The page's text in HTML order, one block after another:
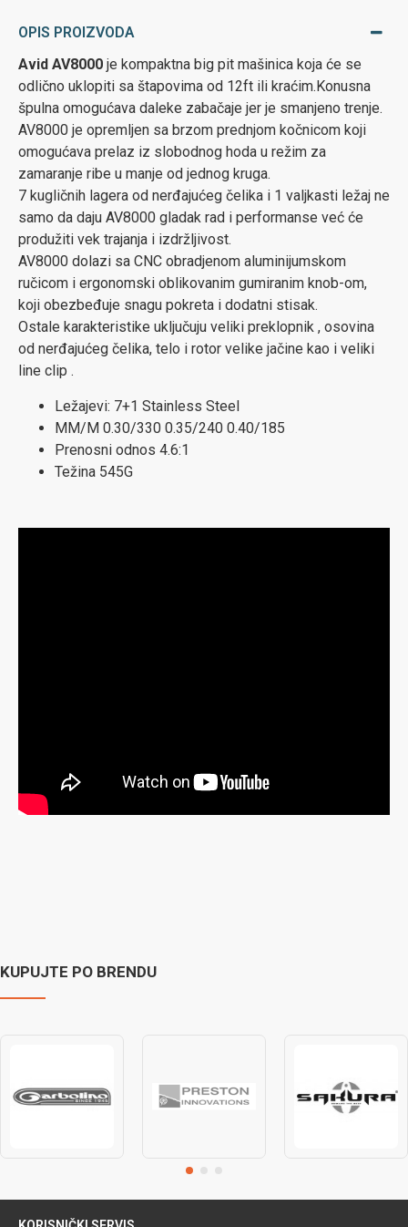
OPIS PROIZVODA
Avid AV8000 je kompaktna big pit mašinica koja će se
odlično uklopiti sa štapovima od 12ft ili kraćim.Konusna
špulna omogućava daleke zabačaje jer je smanjeno trenje.
AV8000 je opremljen sa brzom prednjom kočnicom koji
omogućava prelaz iz slobodnog hoda u režim za
zamaranje ribe u manje od jednog kruga.
7 kugličnih lagera od nerđajućeg čelika i 1 valjkasti ležaj ne
samo da daju AV8000 gladak rad i performanse već će
produžiti vek trajanja i izdržljivost.
AV8000 dolazi sa CNC obradjenom aluminijumskom
ručicom i ergonomski oblikovanim gumiranim knob-om,
koji obezbeđuje snagu pokreta i dodatni stisak.
Ostale karakteristike uključuju veliki preklopnik , osovina
od nerđajućeg čelika, telo i rotor velike jačine kao i veliki
line clip .
Ležajevi: 7+1 Stainless Steel
MM/M 0.30/330 0.35/240 0.40/185
Prenosni odnos 4.6:1
Težina 545G
KUPUJTE PO BRENDU